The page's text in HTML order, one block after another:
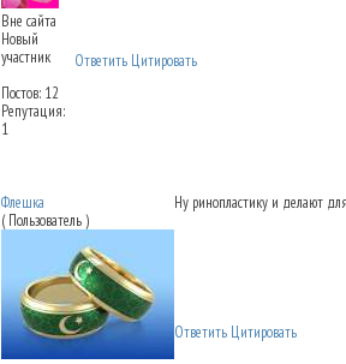
Вне сайта
Новый
участник
Постов: 12
Репутация:
1
Ответить Цитировать
Флешка
( Пользователь )
Ну ринопластику и делают
Ответить Цитировать